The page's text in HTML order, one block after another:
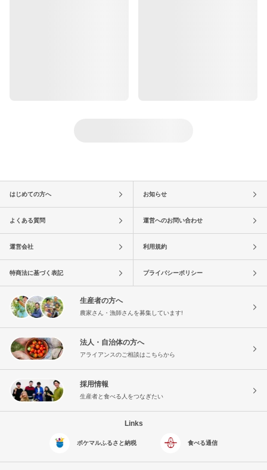
はじめての方へ お知らせ
よくある質問 運営へのお問い合わせ
運営会社 利用規約
特商法に基づく表記 プライバシーポリシー
生産者の方へ
農家さん・漁師さんを募集しています!
法人・自治体の方へ
アライアンスのご相談はこちらから
採用情報
生産者と食べる人をつなぎたい
Links
ポケマルふるさと納税 食べる通信